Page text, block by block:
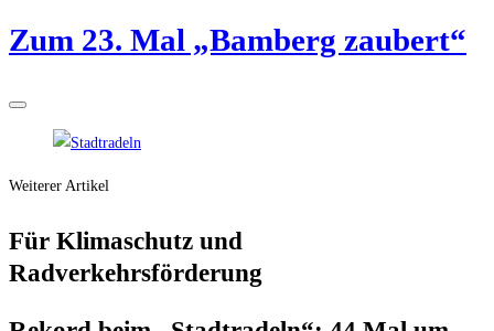
Zum 23. Mal „Bam­berg zaubert“
Weiterer Artikel
Für Kli­ma­schutz und
Radverkehrsförderung